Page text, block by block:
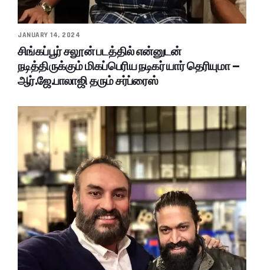
JANUARY 14, 2024
சிங்கப்பூர் சலூன் படத்தில் என்னுடன்
நடித்திருக்கும் மிகப்பெரிய நடிகர் யார் தெரியுமா –
ஆர்.ஜே.பாலாஜி தரும் சர்ப்ரைஸ்